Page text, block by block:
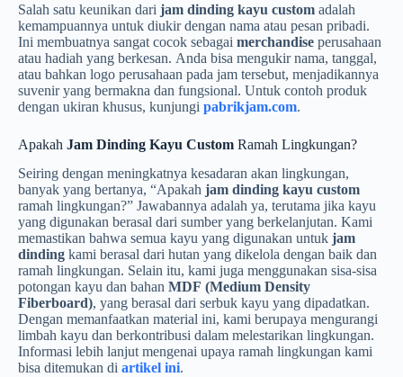
Salah satu keunikan dari jam dinding kayu custom adalah
kemampuannya untuk diukir dengan nama atau pesan pribadi.
Ini membuatnya sangat cocok sebagai merchandise perusahaan
atau hadiah yang berkesan. Anda bisa mengukir nama, tanggal,
atau bahkan logo perusahaan pada jam tersebut, menjadikannya
suvenir yang bermakna dan fungsional. Untuk contoh produk
dengan ukiran khusus, kunjungi pabrikjam.com.
Apakah Jam Dinding Kayu Custom Ramah Lingkungan?
Seiring dengan meningkatnya kesadaran akan lingkungan,
banyak yang bertanya, “Apakah jam dinding kayu custom
ramah lingkungan?” Jawabannya adalah ya, terutama jika kayu
yang digunakan berasal dari sumber yang berkelanjutan. Kami
memastikan bahwa semua kayu yang digunakan untuk jam
dinding kami berasal dari hutan yang dikelola dengan baik dan
ramah lingkungan. Selain itu, kami juga menggunakan sisa-sisa
potongan kayu dan bahan MDF (Medium Density
Fiberboard), yang berasal dari serbuk kayu yang dipadatkan.
Dengan memanfaatkan material ini, kami berupaya mengurangi
limbah kayu dan berkontribusi dalam melestarikan lingkungan.
Informasi lebih lanjut mengenai upaya ramah lingkungan kami
bisa ditemukan di artikel ini.